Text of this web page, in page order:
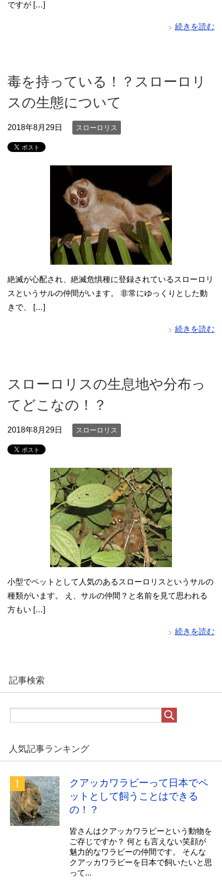
ですが […]
続きを読む
毒を持っている！？スローロリ
スの生態について
2018年8月29日 スローロリス
絶滅が心配され、絶滅危惧種に登録されているスローロリ
スというサルの仲間がいます。 非常にゆっくりとした動
きで、 […]
続きを読む
スローロリスの生息地や分布っ
てどこなの！？
2018年8月29日 スローロリス
小型でペットとして人気のあるスローロリスというサルの
種類がいます。 え、サルの仲間？と名前を見て思われる
方もい […]
続きを読む
記事検索
人気記事ランキング
クアッカワラビーって日本でペ
ットとして飼うことはできる
の！？
皆さんはクアッカワラビーという動物を
ご存じですか？ 何とも言えない笑顔が
魅力的なワラビーの仲間です。 そんな
クアッカワラビーを日本で飼いたいと思
って...